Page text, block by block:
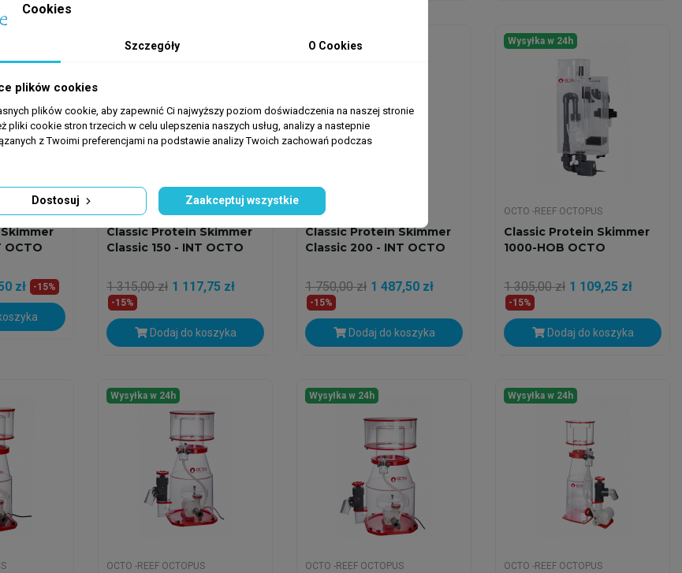
OCTO
zł -15%
Wysyłka w 24h
OCTO -REEF OCTOPUS
Classic Protein Skimmer
Classic 150 - INT OCTO
1 315,00 zł 1 117,75 zł
-15%
Dodaj do koszyka
Wysyłka w 24h
OCTO -REEF OCTOPUS
Classic Protein Skimmer
Classic 200 - INT OCTO
1 750,00 zł 1 487,50 zł
-15%
Dodaj do koszyka
Wysyłka w 24h
OCTO -REEF OCTOPUS
Classic Protein Skimmer
1000-HOB OCTO
1 305,00 zł 1 109,25 zł
-15%
Dodaj do koszyka
Wysyłka w 24h
OCTO -REEF OCTOPUS
Wysyłka w 24h
OCTO -REEF OCTOPUS
Wysyłka w 24h
OCTO -REEF OCTOPUS
Cookies
Szczegóły O Cookies
plików cookies
plików cookie, aby zapewnić Ci najwyższy poziom doświadczenia na naszej stronie
pliki cookie stron trzecich w celu ulepszenia naszych usług, analizy a nastepnie
z Twoimi preferencjami na podstawie analizy Twoich zachowań podczas
Dostosuj Zaakceptuj wszystkie